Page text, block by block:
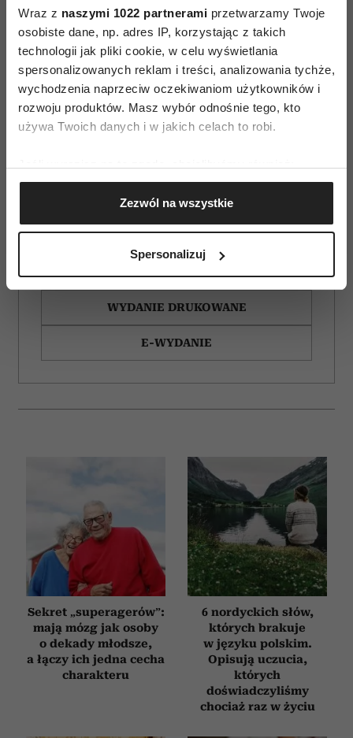
Wraz z naszymi 1022 partnerami przetwarzamy Twoje
osobiste dane, np. adres IP, korzystając z takich
technologii jak pliki cookie, w celu wyświetlania
spersonalizowanych reklam i treści, analizowania tychże,
wychodzenia naprzeciw oczekiwaniom użytkowników i
rozwoju produktów. Masz wybór odnośnie tego, kto
używa Twoich danych i w jakich celach to robi.
Gromadzić dane dotyczące Twojej lokalizacji
geograficznej z dokładnością nawet do kilku metrów
Identyfikować Twoje urządzenie, aktywnie
(fingerprinting, czyli wirtualny odcisk palca)
dane są przetwarzane oraz ustaw własne preferencje w
sekcji szczegółów. W Deklaracji plików cookie możesz
zmienić lub wycofać swoją zgodę w dowolnej chwili.
społecznościowym, reklamowym i analitycznym.
Partnerzy mogą połączyć te informacje z innymi danymi
otrzymanymi od Ciebie lub uzyskanymi podczas
korzystania z ich usług.
Zezwól na wszystkie
Spersonalizuj
ZAMÓW
WYDANIE DRUKOWANE
E-WYDANIE
Sekret „superagerów”:
mają mózg jak osoby
o dekady młodsze,
a łączy ich jedna cecha
charakteru
6 nordyckich słów,
których brakuje
w języku polskim.
Opisują uczucia,
których
doświadczyliśmy
chociaż raz w życiu